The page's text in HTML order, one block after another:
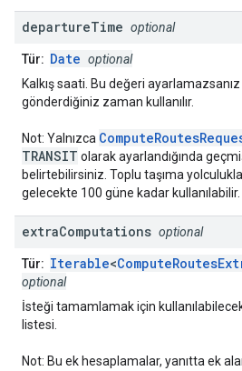
departureTime optional
Tür: Date optional
Kalkış saati. Bu değeri
gönderdiğiniz zaman kullanılır.
Not: Yalnızca
TRANSIT olarak ayarlandığında
belirtebilirsiniz. Toplu taşıma
gelecekte 100 güne kadar kullanılabilir.
extraComputations optional
Tür: Iterable<
optional
İsteği tamamlamak için
listesi.
Not: Bu ek hesaplamalar, yanıtta ek